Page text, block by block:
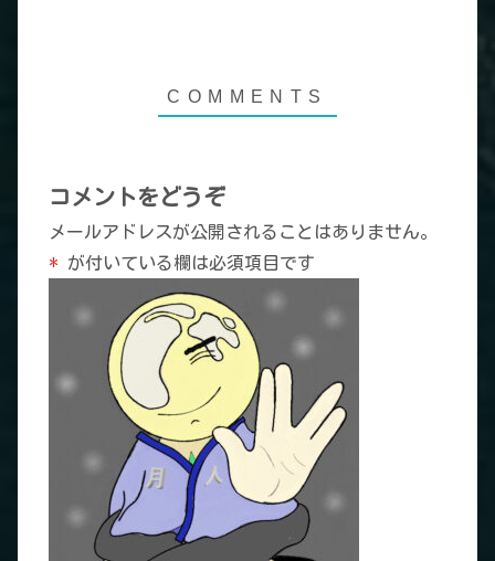
コメントをどうぞ
メールアドレスが公開されることはありません。
* が付いている欄は必須項目です